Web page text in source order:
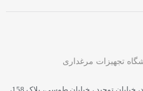
تجهیزات مرغداری